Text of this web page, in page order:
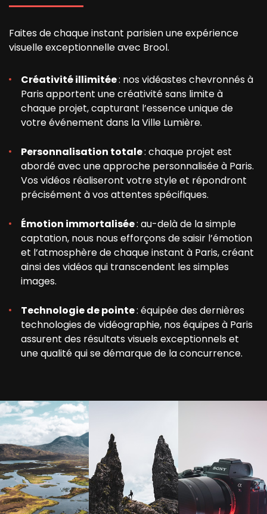
Faites de chaque instant parisien une expérience
visuelle exceptionnelle avec Brool.
Créativité illimitée: nos vidéastes chevronnés à
Paris apportent une créativité sans limite à
chaque projet, capturant l’essence unique de
votre événement dans la Ville Lumière.
Personnalisation totale: chaque projet est
abordé avec une approche personnalisée à Paris.
Vos vidéos réaliseront votre style et répondront
précisément à vos attentes spécifiques.
Émotion immortalisée: au-delà de la simple
captation, nous nous efforçons de saisir l’émotion
et l’atmosphère de chaque instant à Paris, créant
ainsi des vidéos qui transcendent les simples
images.
Technologie de pointe: équipée des dernières
technologies de vidéographie, nos équipes à Paris
assurent des résultats visuels exceptionnels et
une qualité qui se démarque de la concurrence.